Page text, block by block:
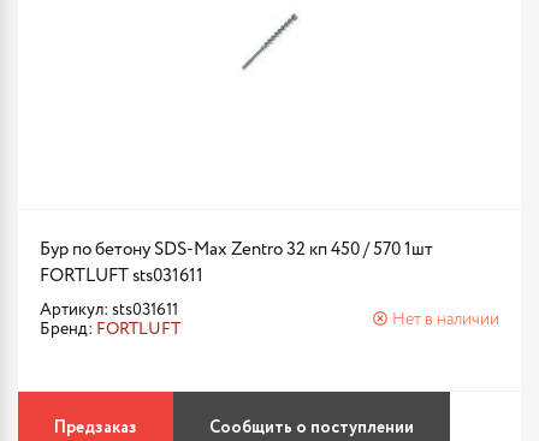
Бур по бетону SDS-Max Zentro 32 кп 450 / 570 1шт
FORTLUFT sts031611
Артикул: sts031611
Бренд: FORTLUFT
Нет в наличии
Предзаказ Сообщить о поступлении